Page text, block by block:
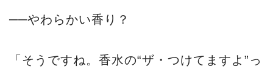
──やわらかい香り？
「そうですね。香水の“ザ・つけてますよ”っ